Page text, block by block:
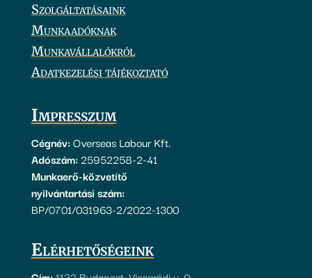
Szolgáltatásaink
Munkaadóknak
Munkavállalókról
Adatkezelési tájékoztató
Impresszum
Cégnév: Overseas Labour Kft.
Adószám: 25952258-2-41
Munkaerő-közvetítő
nyilvántartási szám:
BP/0701/031963-2/2022-1300
Elérhetőségeink